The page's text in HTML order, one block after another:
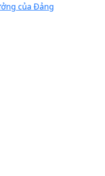
của Đảng